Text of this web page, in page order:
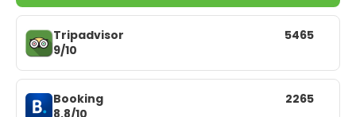
Tripadvisor
9/10
5465
Booking
8,8/10
2265